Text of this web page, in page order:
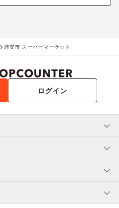
浦安市 スーパーマーケット
ログイン